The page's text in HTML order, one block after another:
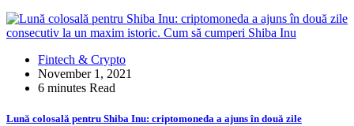
Fintech & Crypto
November 1, 2021
6 minutes Read
Lună colosală pentru Shiba Inu: criptomoneda a ajuns în două zile